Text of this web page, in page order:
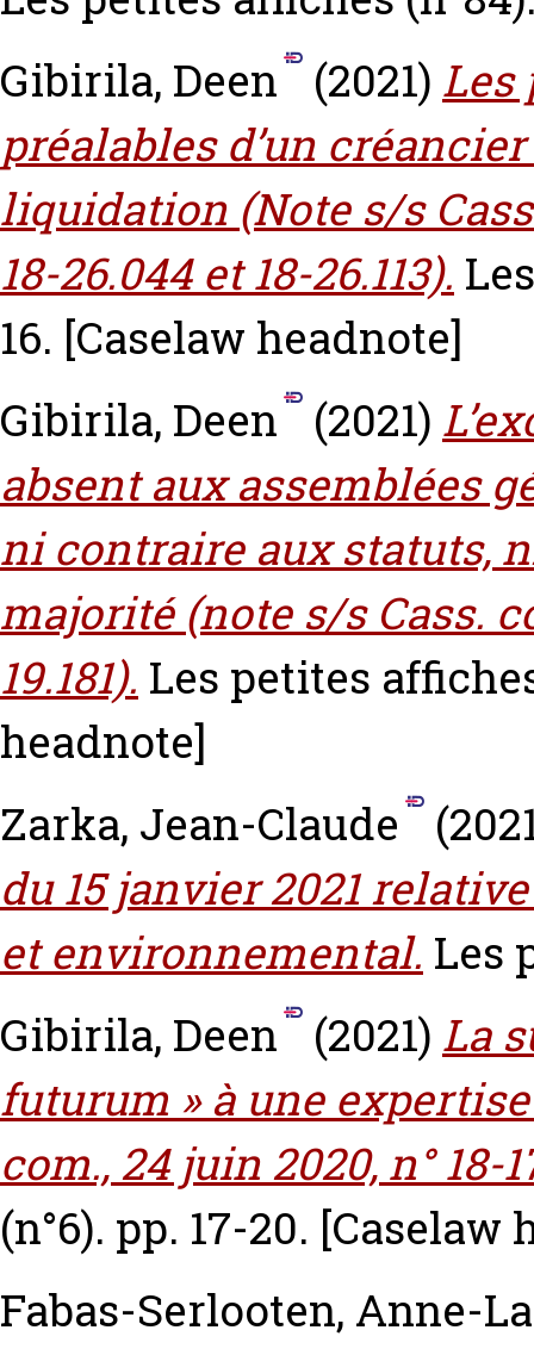
Gibirila, Deen
(2021) Les
préalables d’un
liquidation (Note s/s
18-26.044 et 18-26.113).
16. [Caselaw headnote]
Gibirila, Deen
(2021)
absent aux assemblées
ni contraire aux statuts,
majorité (note s/s Cass.
19.181). Les petites
headnote]
Zarka, Jean-Claude
du 15 janvier 2021
et environnemental. Les
Gibirila, Deen
(2021) La
futurum » à une
com., 24 juin 2020, n° 18-
(n°6). pp. 17-20. [Caselaw
Fabas-Serlooten, Anne-